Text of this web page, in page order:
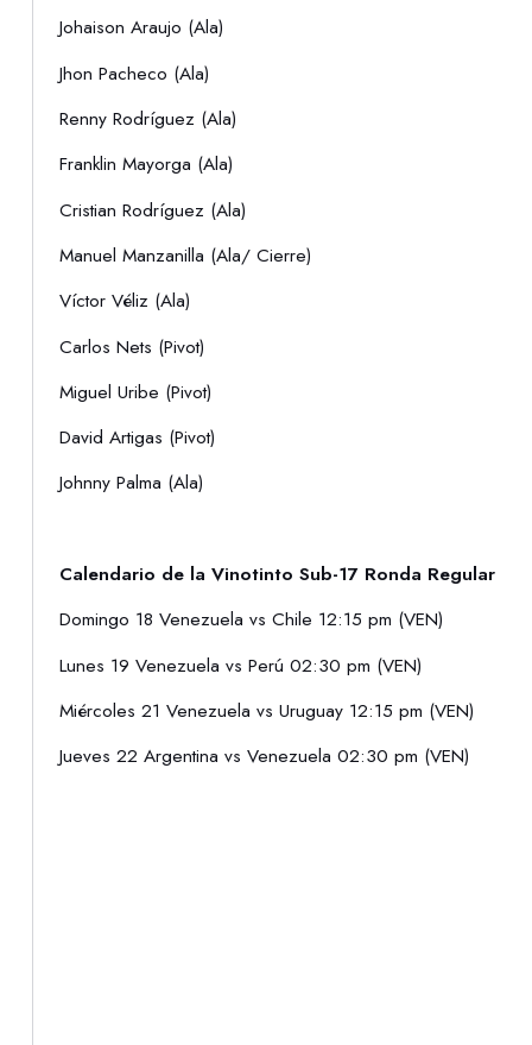
Johaison Araujo (Ala)
Jhon Pacheco (Ala)
Renny Rodríguez (Ala)
Franklin Mayorga (Ala)
Cristian Rodríguez (Ala)
Manuel Manzanilla (Ala/ Cierre)
Víctor Véliz (Ala)
Carlos Nets (Pivot)
Miguel Uribe (Pivot)
David Artigas (Pivot)
Johnny Palma (Ala)
Calendario de la Vinotinto Sub-17 Ronda Regular
Domingo 18 Venezuela vs Chile 12:15 pm (VEN)
Lunes 19 Venezuela vs Perú 02:30 pm (VEN)
Miércoles 21 Venezuela vs Uruguay 12:15 pm (VEN)
Jueves 22 Argentina vs Venezuela 02:30 pm (VEN)